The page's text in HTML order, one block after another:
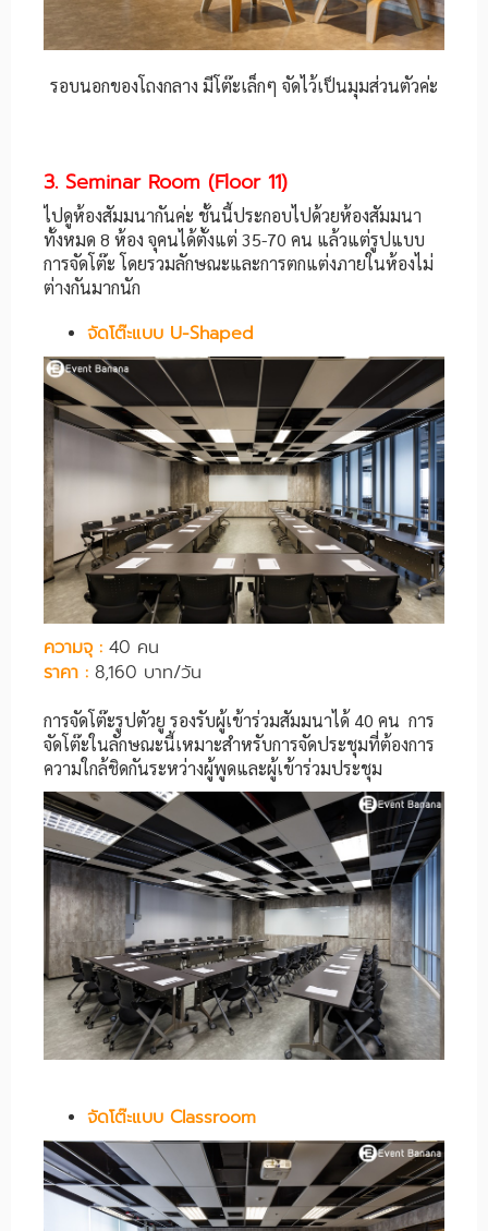
รอบนอกของโถงกลาง มีโต๊ะเล็กๆ จัดไว้เป็นมุมส่วนตัวค่ะ
3. Seminar Room (Floor 11)
ไปดูห้องสัมมนากันค่ะ ชั้นนี้ประกอบไปด้วยห้องสัมมนา
ทั้งหมด 8 ห้อง จุคนได้ตั้งแต่ 35-70 คน แล้วแต่รูปแบบ
การจัดโต๊ะ โดยรวมลักษณะและการตกแต่งภายในห้องไม่
ต่างกันมากนัก
จัดโต๊ะแบบ U-Shaped
ความจุ : 40 คน
ราคา : 8,160 บาท/วัน
การจัดโต๊ะรูปตัวยู รองรับผู้เข้าร่วมสัมมนาได้ 40 คน การ
จัดโต๊ะในลักษณะนี้เหมาะสำหรับการจัดประชุมที่ต้องการ
ความใกล้ชิดกันระหว่างผู้พูดและผู้เข้าร่วมประชุม
จัดโต๊ะแบบ Classroom